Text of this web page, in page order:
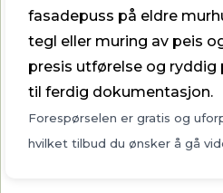
fasadepuss på eldre
tegl eller muring av peis
presis utførelse og ryddig
til ferdig dokumentasjon.
Forespørselen er gratis og
hvilket tilbud du ønsker å gå